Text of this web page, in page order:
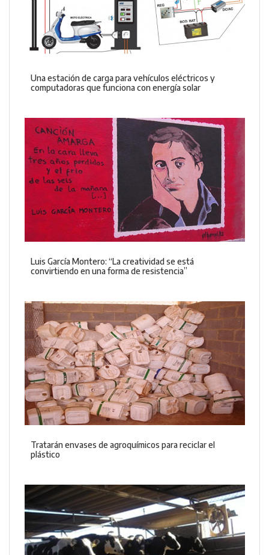
Una estación de carga para vehículos eléctricos y
computadoras que funciona con energía solar
Luis García Montero: “La creatividad se está
convirtiendo en una forma de resistencia”
Tratarán envases de agroquímicos para reciclar el
plástico